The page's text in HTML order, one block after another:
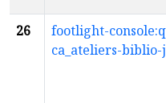
26
footlight-
ca_ateliers-biblio-